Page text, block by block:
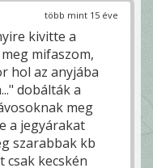
több mint 15 éve
kivitte a
mifaszom,
hol az anyjába
dobálták a
meg
a jegyárakat
szarabbak kb
kecskén